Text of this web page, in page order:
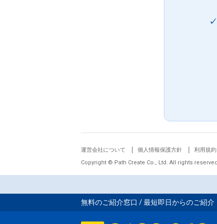
✓
運営会社について 個人情報保護方針 利用規約
Copyright © Path Create Co., Ltd. All rights
無料のご紹介窓口 / 最短即日からのご紹介